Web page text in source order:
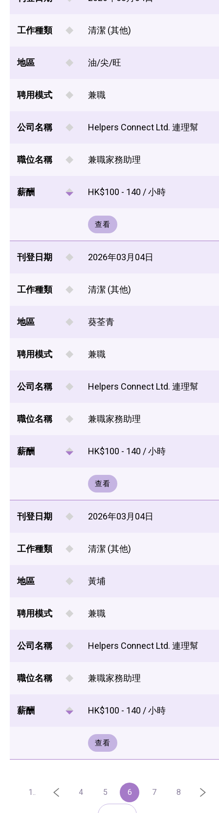
工作種類 清潔 (其他)
地區 油/尖/旺
聘用模式 兼職
公司名稱 Helpers Connect Ltd. 連理幫
職位名稱 兼職家務助理
薪酬 HK$100 - 140 / 小時
查看
刊登日期 2026年03月04日
工作種類 清潔 (其他)
地區 葵荃青
聘用模式 兼職
公司名稱 Helpers Connect Ltd. 連理幫
職位名稱 兼職家務助理
薪酬 HK$100 - 140 / 小時
查看
刊登日期 2026年03月04日
工作種類 清潔 (其他)
地區 黃埔
聘用模式 兼職
公司名稱 Helpers Connect Ltd. 連理幫
職位名稱 兼職家務助理
薪酬 HK$100 - 140 / 小時
查看
1.. 4 5 6 7 8